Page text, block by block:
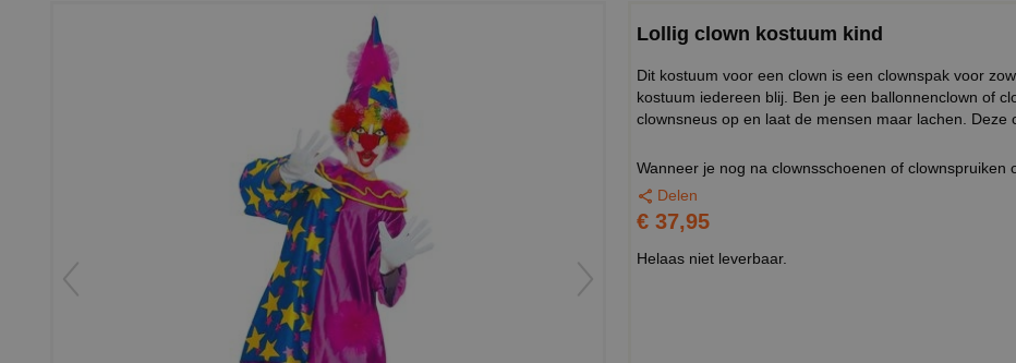
Lollig clown kostuum kind
Dit kostuum voor een clown is een clownspak voor
kostuum iedereen blij. Ben je een ballonnenclown of
clownsneus op en laat de mensen maar lachen.
Wanneer je nog na clownsschoenen of
Delen
€ 37,95
Helaas niet leverbaar.